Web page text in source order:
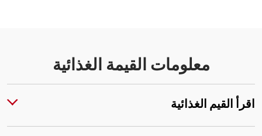
معلومات القيمة الغذائية
اقرأ القيم الغذائية